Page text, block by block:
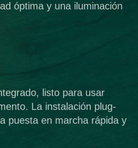
óptima y una iluminación
listo para usar
La instalación plug-
puesta en marcha rápida y